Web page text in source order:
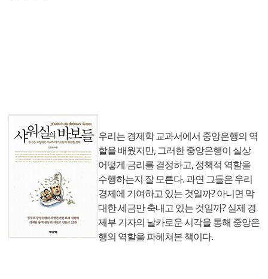
우리는 경제학 교과서에서 중앙은행의 역
할을 배웠지만, 그러한 중앙은행이 실상
어떻게 금리를 결정하고, 정책적 역할을
수행하는지 잘 모른다. 과연 그들은 우리
경제에 기여하고 있는 것일까? 아니면 막
대한 세금만 축내고 있는 것일까? 실제 경
제부 기자의 날카로운 시각을 통해 중앙은
행의 역할을 파헤쳐본 책이다.